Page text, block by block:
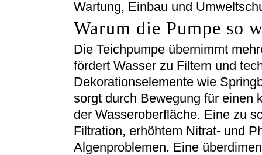
Wartung, Einbau und
Warum die Pumpe so
Die Teichpumpe übernimmt
fördert Wasser zu Filtern und
Dekorationselemente wie
sorgt durch Bewegung für einen
der Wasseroberfläche. Eine zu
Filtration, erhöhtem Nitrat- und
Algenproblemen. Eine